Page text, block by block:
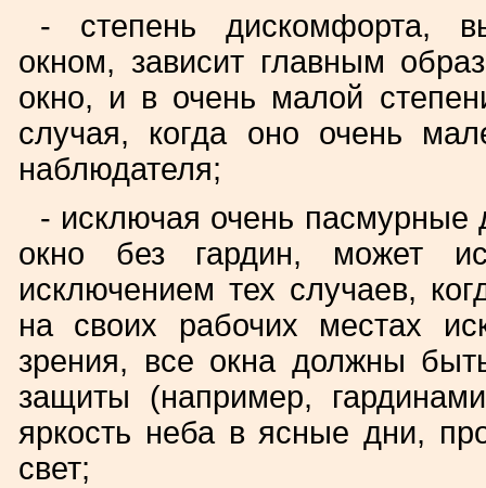
- степень дискомфорта,
окном, зависит главным
окно, и в очень малой
случая, когда оно очень
наблюдателя;
- исключая очень пасмурные
окно без гардин, может
исключением тех случаев,
на своих рабочих местах
зрения, все окна должны
защиты (например,
яркость неба в ясные дни,
свет;